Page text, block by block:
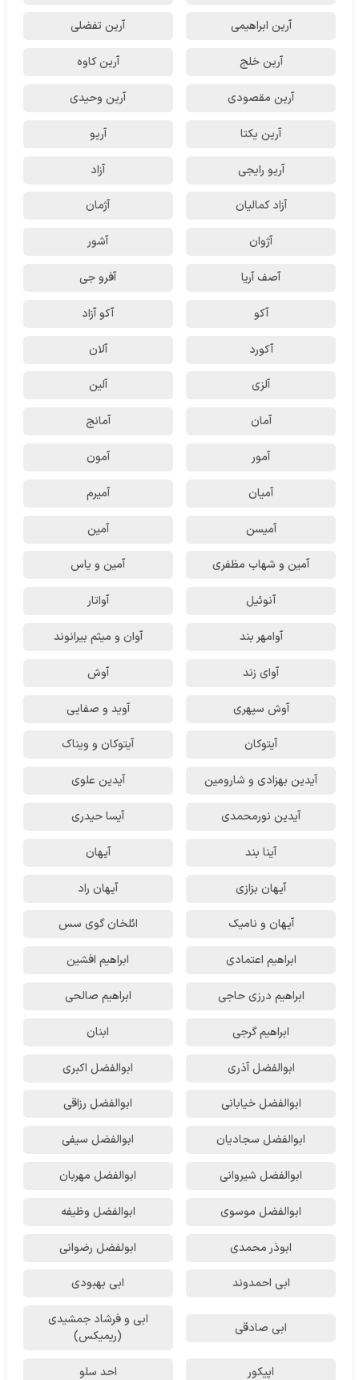
آرین ابراهیمی آرین تفضلی
آرین خلج آرین کاوه
آرین مقصودی آرین وحیدی
آرین یکتا آریو
آریو رایجی آزاد
آزاد کمالیان آژمان
آژوان آشور
آصف آریا آفرو جی
آکو آکو آزاد
آکورد آلان
آلزی آلین
آمان آمانج
آمور آمون
آمیان آمیرم
آمیسن آمین
آمین و شهاب مظفری آمین و یاس
آنوئیل آواتار
آوامهر بند آوان و میثم بیرانوند
آوای زند آوش
آوش سپهری آوید و صفایی
آیتوکان آیتوکان و ویناک
آیدین بهزادی و شارومین آیدین علوی
آیدین نورمحمدی آیسا حیدری
آینا بند آیهان
آیهان بزازی آیهان راد
آیهان و نامیک ائلخان گوی سس
ابراهیم اعتمادی ابراهیم افشین
ابراهیم درزی حاجی ابراهیم صالحی
ابراهیم گرجی ابنان
ابوالفضل آذری ابوالفضل اکبری
ابوالفضل خیابانی ابوالفضل رزاقی
ابوالفضل سجادیان ابوالفضل سیفی
ابوالفضل شیروانی ابوالفضل مهربان
ابوالفضل موسوی ابوالفضل وظیفه
ابوذر محمدی ابولفضل رضوانی
ابی احمدوند ابی بهبودی
ابی صادقی
ابی و فرشاد جمشیدی
(ریمیکس)
اپیکور احد سلو